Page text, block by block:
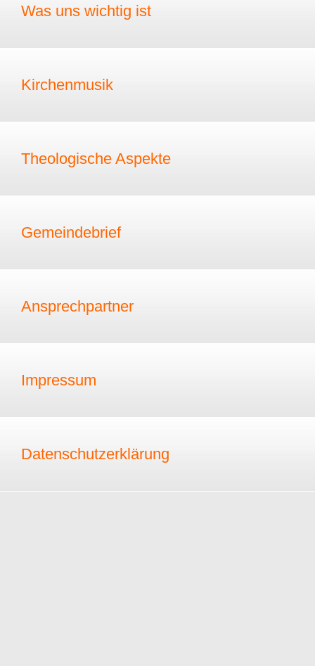
Was uns wichtig ist
Kirchenmusik
Theologische Aspekte
Gemeindebrief
Ansprechpartner
Impressum
Datenschutzerklärung